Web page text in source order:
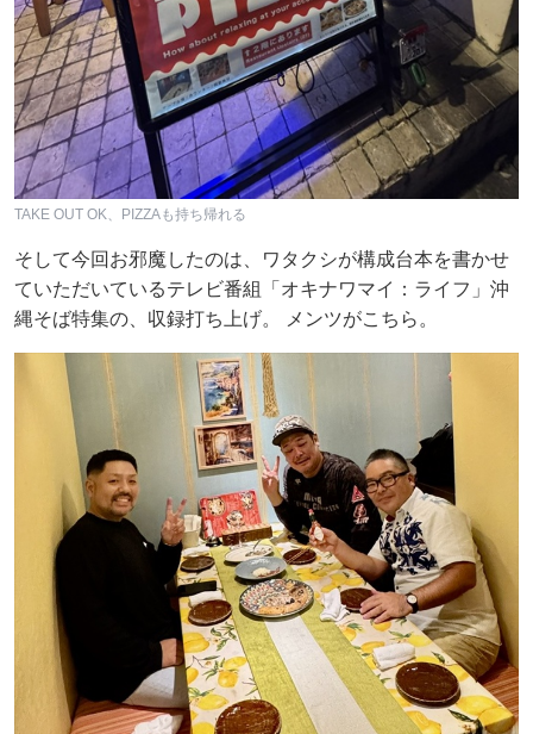
TAKE OUT OK、PIZZAも持ち帰れる
そして今回お邪魔したのは、ワタクシが構成台本を書かせ
ていただいているテレビ番組「オキナワマイ：ライフ」沖
縄そば特集の、収録打ち上げ。 メンツがこちら。